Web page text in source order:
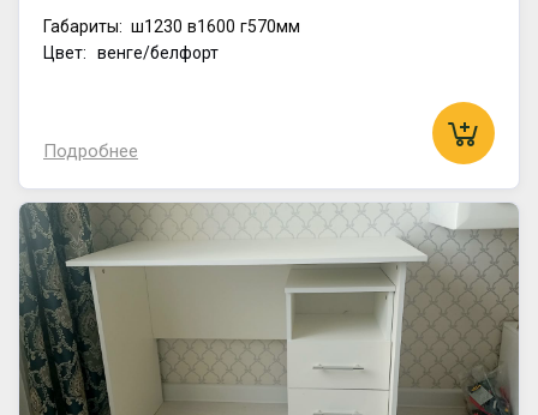
Габариты: ш1230 в1600 г570мм
Цвет: венге/белфорт
Подробнее